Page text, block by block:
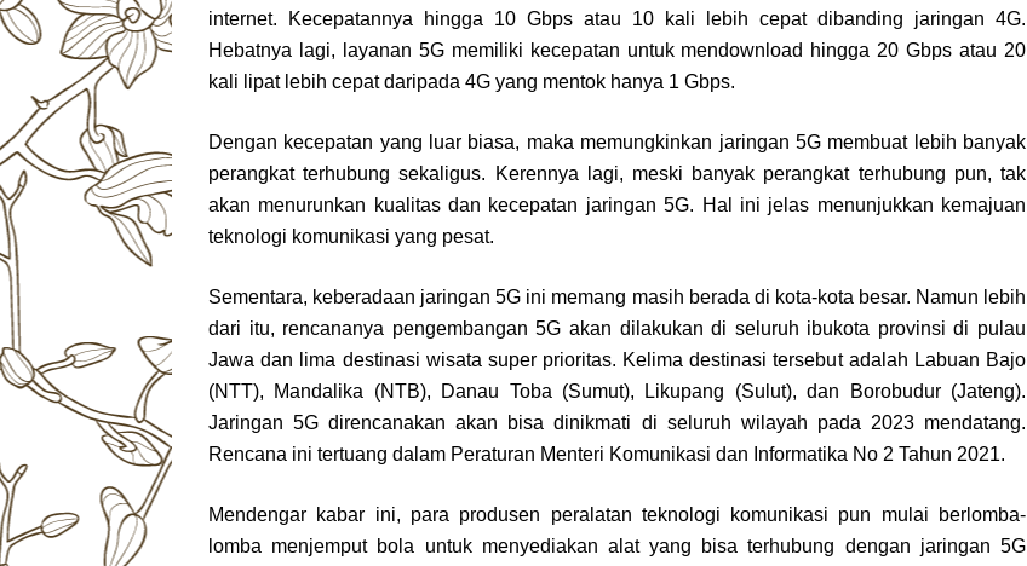
internet. Kecepatannya hingga 10 Gbps atau 10 kali lebih cepat dibanding jaringan 4G.
Hebatnya lagi, layanan 5G memiliki kecepatan untuk mendownload hingga 20 Gbps atau 20
kali lipat lebih cepat daripada 4G yang mentok hanya 1 Gbps.
Dengan kecepatan yang luar biasa, maka memungkinkan jaringan 5G membuat lebih banyak
perangkat terhubung sekaligus. Kerennya lagi, meski banyak perangkat terhubung pun, tak
akan menurunkan kualitas dan kecepatan jaringan 5G. Hal ini jelas menunjukkan kemajuan
teknologi komunikasi yang pesat.
Sementara, keberadaan jaringan 5G ini memang masih berada di kota-kota besar. Namun lebih
dari itu, rencananya pengembangan 5G akan dilakukan di seluruh ibukota provinsi di pulau
Jawa dan lima destinasi wisata super prioritas. Kelima destinasi tersebut adalah Labuan Bajo
(NTT), Mandalika (NTB), Danau Toba (Sumut), Likupang (Sulut), dan Borobudur (Jateng).
Jaringan 5G direncanakan akan bisa dinikmati di seluruh wilayah pada 2023 mendatang.
Rencana ini tertuang dalam Peraturan Menteri Komunikasi dan Informatika No 2 Tahun 2021.
Mendengar kabar ini, para produsen peralatan teknologi komunikasi pun mulai berlomba-
lomba menjemput bola untuk menyediakan alat yang bisa terhubung dengan jaringan 5G